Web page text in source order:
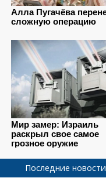
Последние новости